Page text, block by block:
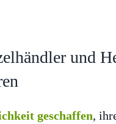
und
geschaffen,